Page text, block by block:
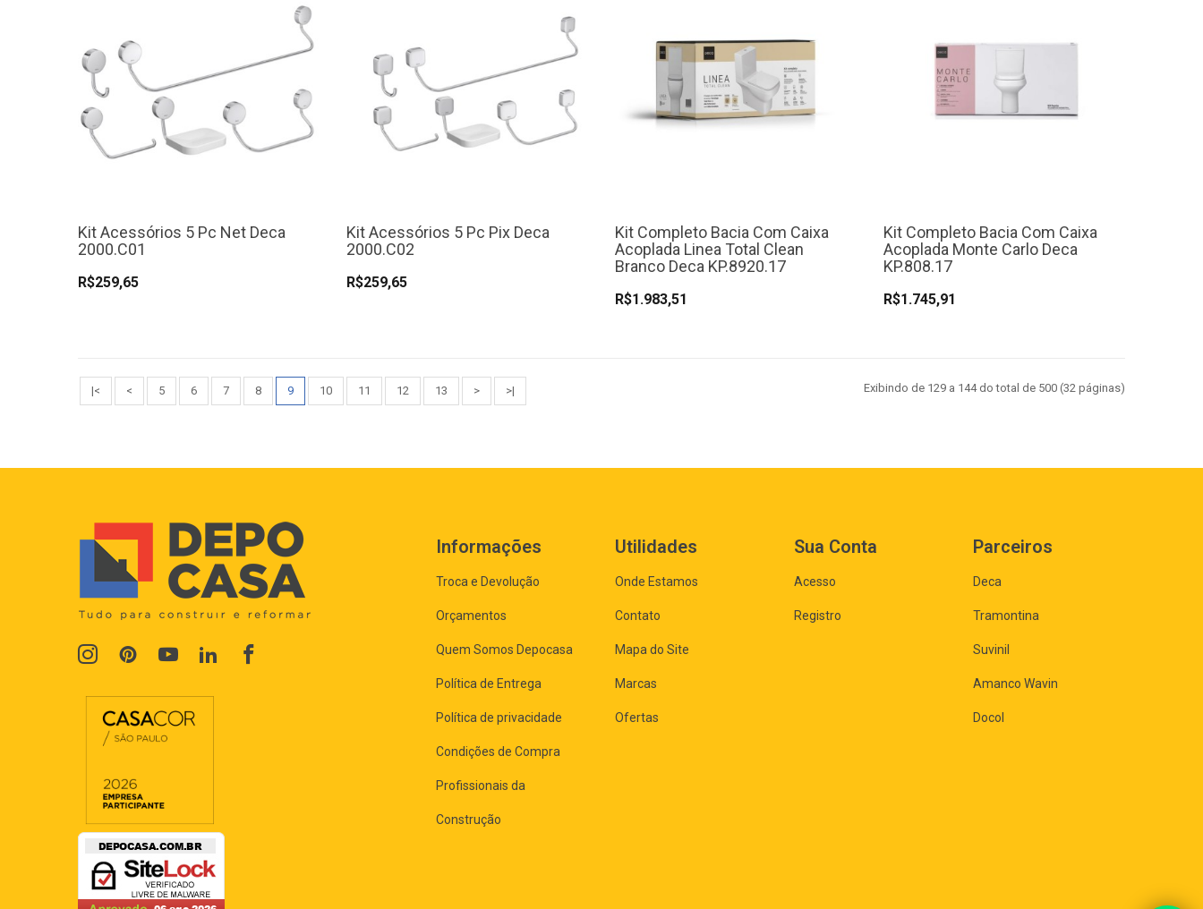
Kit Acessórios 5 Pc Net Deca
2000.C01
R$259,65
Kit Acessórios 5 Pc Pix Deca
2000.C02
R$259,65
Kit Completo Bacia Com Caixa
Acoplada Linea Total Clean
Branco Deca KP.8920.17
R$1.983,51
Kit Completo Bacia Com Caixa
Acoplada Monte Carlo Deca
KP.808.17
R$1.745,91
|< < 5 6 7 8 9 10 11 12 13 > >| Exibindo de 129 a 144 do total de 500 (32 páginas)
Informações
Troca e Devolução
Orçamentos
Quem Somos Depocasa
Política de Entrega
Política de privacidade
Condições de Compra
Profissionais da
Construção
Utilidades
Onde Estamos
Contato
Mapa do Site
Marcas
Ofertas
Sua Conta
Acesso
Registro
Parceiros
Deca
Tramontina
Suvinil
Amanco Wavin
Docol